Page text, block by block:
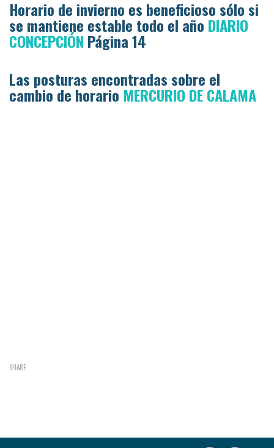
Horario de invierno es beneficioso sólo si
se mantiene estable todo el año DIARIO
CONCEPCIÓN Página 14
Las posturas encontradas sobre el
cambio de horario MERCURIO DE CALAMA
SHARE